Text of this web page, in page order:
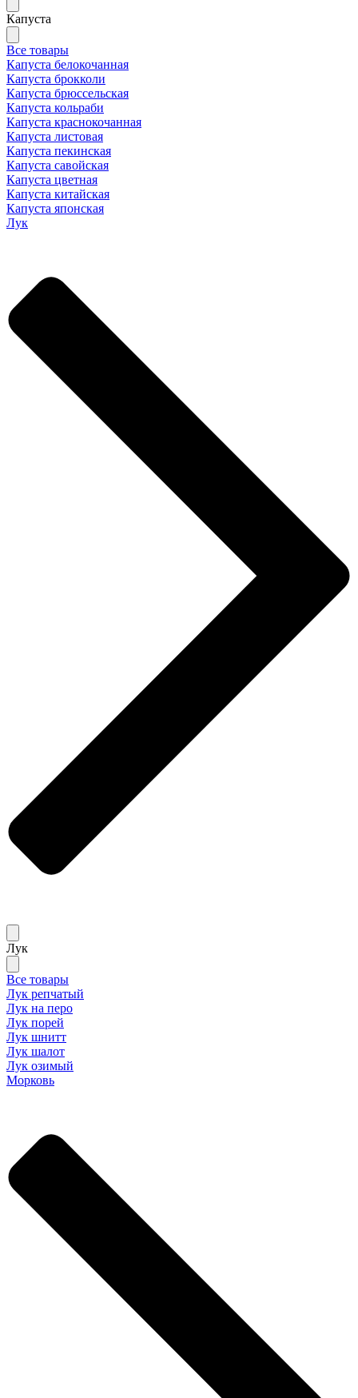
Капуста
Все товары
Капуста белокочанная
Капуста брокколи
Капуста брюссельская
Капуста кольраби
Капуста краснокочанная
Капуста листовая
Капуста пекинская
Капуста савойская
Капуста цветная
Капуста китайская
Капуста японская
Лук
Лук
Все товары
Лук репчатый
Лук на перо
Лук порей
Лук шнитт
Лук шалот
Лук озимый
Морковь